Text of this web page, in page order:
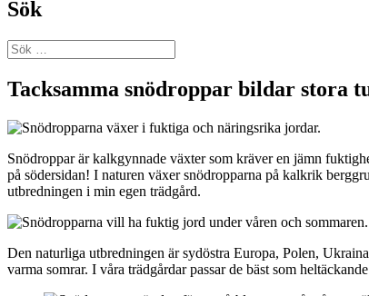
Sök
Sök
efter:
Tacksamma snödroppar bildar stora
Snödroppar är kalkgynnade växter som kräver en jämn
på södersidan! I naturen växer snödropparna på kalkrik
utbredningen i min egen trädgård.
Den naturliga utbredningen är sydöstra Europa, Polen,
varma somrar. I våra trädgårdar passar de bäst som